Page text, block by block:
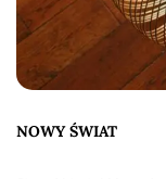
NOWY ŚWIAT